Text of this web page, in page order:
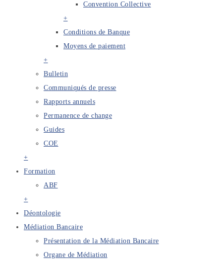
Convention Collective
+
Conditions de Banque
Moyens de paiement
+
Bulletin
Communiqués de presse
Rapports annuels
Permanence de change
Guides
COE
+
Formation
ABF
+
Déontologie
Médiation Bancaire
Présentation de la Médiation Bancaire
Organe de Médiation